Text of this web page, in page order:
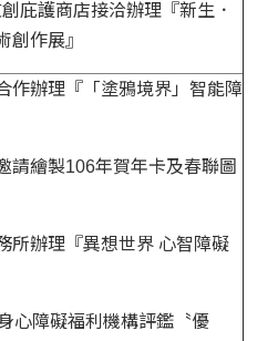
庇護商店接洽辦理『新生．
創作展』
作辦理『「塗鴉境界」智能障
請繪製106年賀年卡及春聯圖
所辦理『異想世界 心智障礙
心障礙福利機構評鑑〝優